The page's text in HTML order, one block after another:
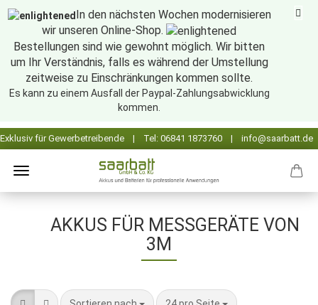
In den nächsten Wochen modernisieren
wir unseren Online-Shop.
Bestellungen sind wie gewohnt möglich. Wir bitten
um Ihr Verständnis, falls es während der Umstellung
zeitweise zu Einschränkungen kommen sollte.
Es kann zu einem Ausfall der Paypal-Zahlungsabwicklung
kommen.
AKKUS FÜR MESSGERÄTE VON
3M